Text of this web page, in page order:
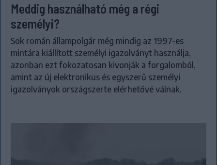
Meddig használható még a régi
személyi?
Sok román állampolgár még mindig az 1997-es
mintára kiállított személyi igazolványt használja,
azonban ezt fokozatosan kivonják a forgalomból,
amint az új elektronikus és egyszerű személyi
igazolványok országszerte elérhetővé válnak.